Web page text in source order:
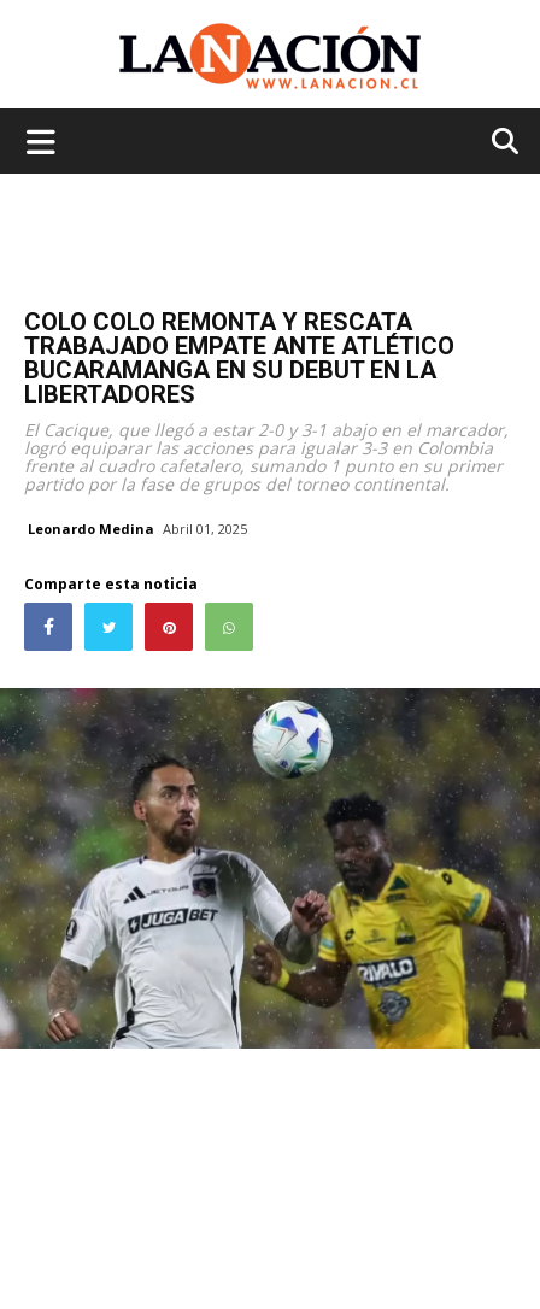
COLO COLO REMONTA Y RESCATA
TRABAJADO EMPATE ANTE ATLÉTICO
BUCARAMANGA EN SU DEBUT EN LA
LIBERTADORES
El Cacique, que llegó a estar 2-0 y 3-1 abajo en el marcador,
logró equiparar las acciones para igualar 3-3 en Colombia
frente al cuadro cafetalero, sumando 1 punto en su primer
partido por la fase de grupos del torneo continental.
Leonardo Medina Abril 01, 2025
Comparte esta noticia